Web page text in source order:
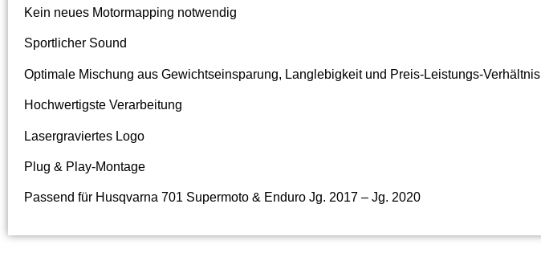
Kein neues Motormapping notwendig
Sportlicher Sound
Optimale Mischung aus Gewichtseinsparung, Langlebigkeit und Preis-Leistungs-Verhältnis
Hochwertigste Verarbeitung
Lasergraviertes Logo
Plug & Play-Montage
Passend für Husqvarna 701 Supermoto & Enduro Jg. 2017 – Jg. 2020